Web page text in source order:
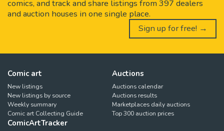
comics, and track and share listings from 397 dealers
and auction houses in one single place.
Sign up for free! →
Comic art
New listings
New listings by source
Weekly summary
Comic art Collecting Guide
Auctions
Auctions calendar
Auctions results
Marketplaces daily auctions
Top 300 auction prices
ComicArtTracker